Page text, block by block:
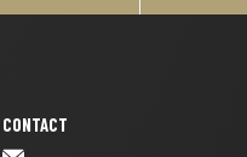
CONTACT